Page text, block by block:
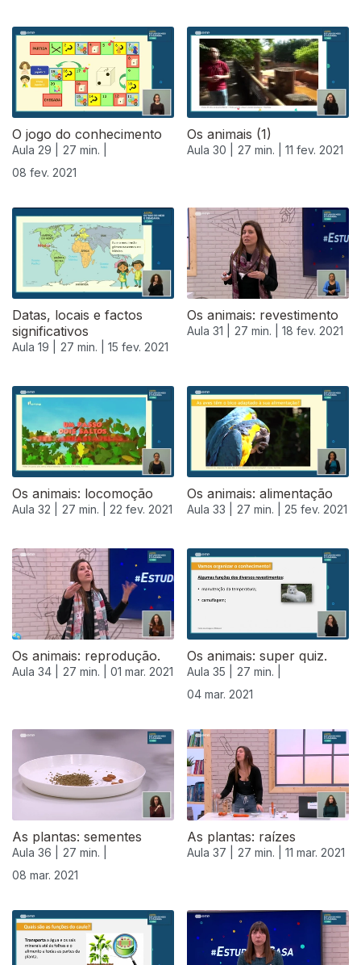
O jogo do conhecimento
Aula 29 |
27 min. |
08 fev. 2021
Os animais (1)
Aula 30 | 27 min. | 11 fev. 2021
Datas, locais e factos
significativos
Aula 19 | 27 min. | 15 fev. 2021
Os animais: revestimento
Aula 31 | 27 min. | 18 fev. 2021
Os animais: locomoção
Aula 32 | 27 min. | 22 fev. 2021
Os animais: alimentação
Aula 33 | 27 min. | 25 fev. 2021
Os animais: reprodução.
Aula 34 | 27 min. | 01 mar. 2021
Os animais: super quiz.
Aula 35 |
27 min. |
04 mar. 2021
528140
As plantas: sementes
Aula 36 |
27 min. |
08 mar. 2021
As plantas: raízes
Aula 37 | 27 min. | 11 mar. 2021